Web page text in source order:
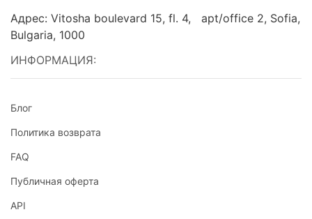
Адрес: Vitosha boulevard 15, fl. 4, apt/office 2, Sofia,
Bulgaria, 1000
ИНФОРМАЦИЯ:
Блог
Политика возврата
FAQ
Публичная оферта
API